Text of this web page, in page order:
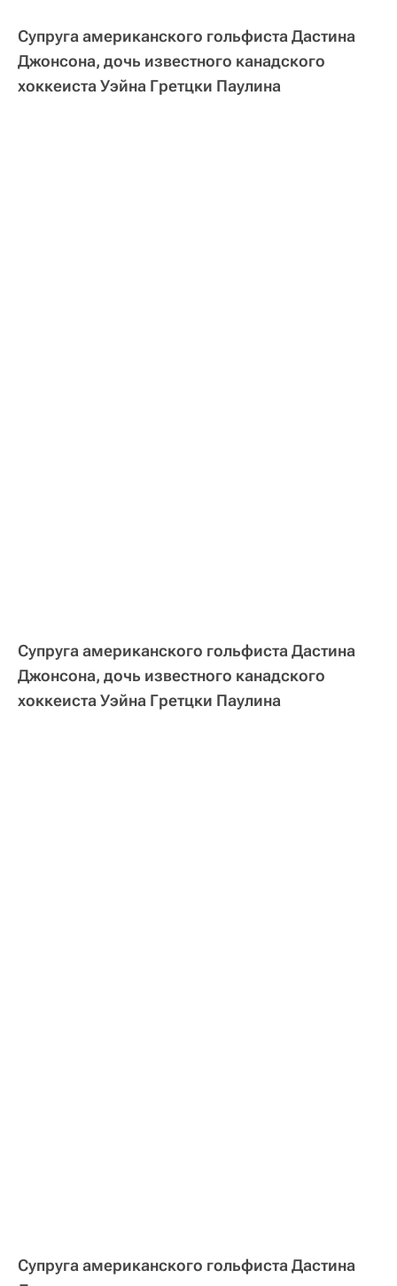
Супруга американского гольфиста Дастина
Джонсона, дочь известного канадского
хоккеиста Уэйна Гретцки Паулина
Супруга американского гольфиста Дастина
Джонсона, дочь известного канадского
хоккеиста Уэйна Гретцки Паулина
Супруга американского гольфиста Дастина